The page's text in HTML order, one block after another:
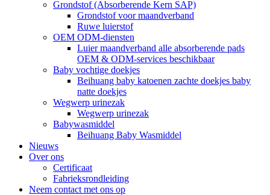
Grondstof (Absorberende Kern SAP)
Grondstof voor maandverband
Ruwe luierstof
OEM ODM-diensten
Luier maandverband alle absorberende pads
OEM & ODM-services beschikbaar
Baby vochtige doekjes
Beihuang baby katoenen zachte doekjes baby
natte doekjes
Wegwerp urinezak
Wegwerp urinezak
Babywasmiddel
Beihuang Baby Wasmiddel
Nieuws
Over ons
Certificaat
Fabrieksrondleiding
Neem contact met ons op